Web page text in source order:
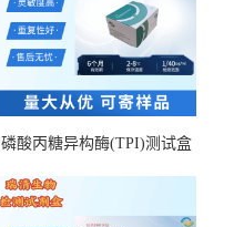
磷酸丙糖异构酶(TPI)测试盒